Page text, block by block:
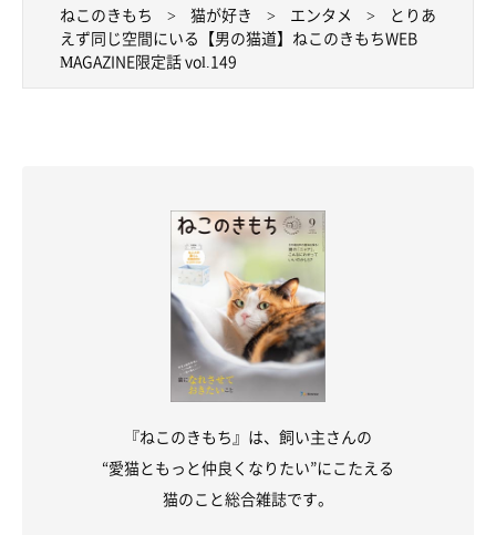
ねこのきもち 猫が好き エンタメ
とりあ
えず同じ空間にいる【男の猫道】ねこのきもちWEB
MAGAZINE限定話 vol.149
『ねこのきもち』は、飼い主さんの
“愛猫ともっと仲良くなりたい”にこたえる
猫のこと総合雑誌です。